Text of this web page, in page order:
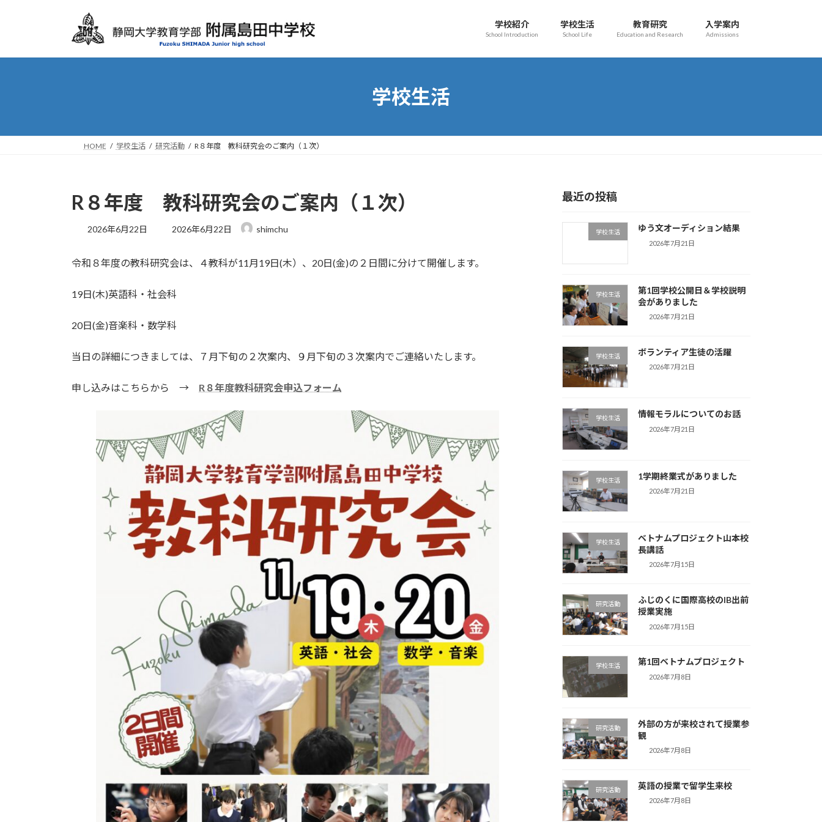
プ
動
学校紹介
School Introduction
学校生活
School Life
教育研究
Education and Research
入学案内
Admissions
学校生活
HOME 学校生活 研究活動 R８年度 教科研究会のご案内（１次）
R８年度 教科研究会のご案内（１次）
2026年6月22日
最
新
時
:
2026年6月22日 shimchu
令和８年度の教科研究会は、４教科が11月19日(木）、20日(金)の２日間に分けて開催します。
19日(木)英語科・社会科
20日(金)音楽科・数学科
当日の詳細につきましては、７月下旬の２次案内、９月下旬の３次案内でご連絡いたします。
申し込みはこちらから → R８年度教科研究会申込フォーム
最近の投稿
学校生活 ゆう文オーディション結果
2026年7月21日
学校生活
第1回学校公開日＆学校説明
会がありました
2026年7月21日
学校生活 ボランティア生徒の活躍
2026年7月21日
学校生活 情報モラルについてのお話
2026年7月21日
学校生活 1学期終業式がありました
2026年7月21日
学校生活
ベトナムプロジェクト山本校
長講話
2026年7月15日
研究活動
ふじのくに国際高校のIB出前
授業実施
2026年7月15日
学校生活 第1回ベトナムプロジェクト
2026年7月8日
研究活動
外部の方が来校されて授業参
観
2026年7月8日
研究活動 英語の授業で留学生来校
2026年7月8日